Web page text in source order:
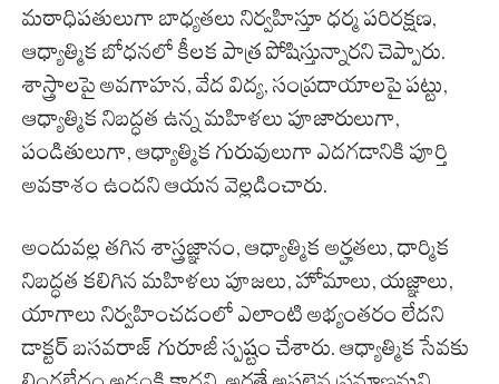
మఠాధిపతులుగా బాధ్యతలు నిర్వహిస్తూ ధర్మ పరిరక్షణ,
ఆధ్యాత్మిక బోధనలో కీలక పాత్ర పోషిస్తున్నారని చెప్పారు.
శాస్త్రాలపై అవగాహన, వేద విద్య, సంప్రదాయాలపై పట్టు,
ఆధ్యాత్మిక నిబద్ధత ఉన్న మహిళలు పూజారులుగా,
పండితులుగా, ఆధ్యాత్మిక గురువులుగా ఎదగడానికి పూర్తి
అవకాశం ఉందని ఆయన వెల్లడించారు.
అందువల్ల తగిన శాస్త్రజ్ఞానం, ఆధ్యాత్మిక అర్హతలు, ధార్మిక
నిబద్ధత కలిగిన మహిళలు పూజలు, హోమాలు, యజ్ఞాలు,
యాగాలు నిర్వహించడంలో ఎలాంటి అభ్యంతరం లేదని
డాక్టర్ బసవరాజ్ గురూజీ స్పష్టం చేశారు. ఆధ్యాత్మిక సేవకు